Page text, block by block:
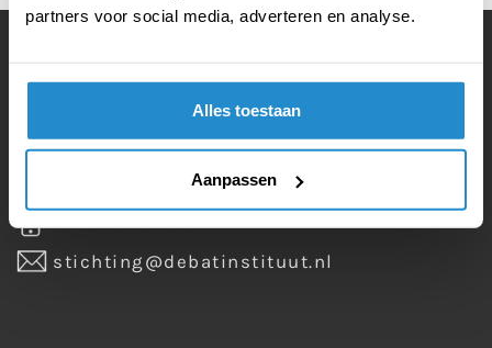
partners voor social media, adverteren en analyse.
Alles toestaan
Aanpassen
Vragen? Bel of mail ons gerust:
stichting@debatinstituut.nl